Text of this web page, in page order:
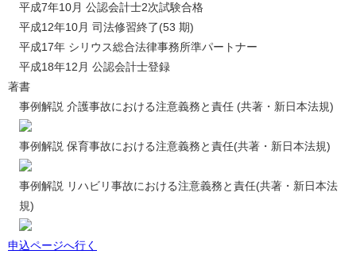
平成7年10月 公認会計士2次試験合格
平成12年10月 司法修習終了(53 期)
平成17年 シリウス総合法律事務所準パートナー
平成18年12月 公認会計士登録
著書
事例解説 介護事故における注意義務と責任 (共著・新日本法規)
事例解説 保育事故における注意義務と責任(共著・新日本法規)
事例解説 リハビリ事故における注意義務と責任(共著・新日本法
規)
申込ページへ行く